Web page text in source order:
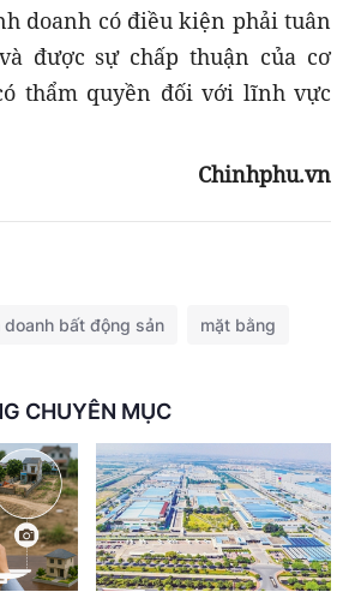
doanh có điều kiện phải tuân
được sự chấp thuận của cơ
thẩm quyền đối với lĩnh vực
Chinhphu.vn
doanh bất động sản mặt bằng
CHUYÊN MỤC